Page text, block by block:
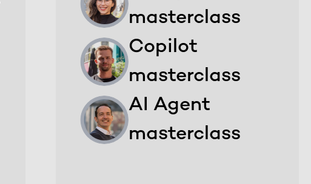
masterclass
Copilot
masterclass
AI Agent
masterclass